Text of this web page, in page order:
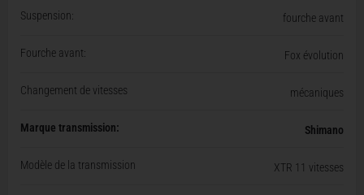
Suspension: fourche avant
Fourche avant: Fox évolution
Changement de vitesses mécaniques
Marque transmission: Shimano
Modèle de la transmission XTR 11 vitesses